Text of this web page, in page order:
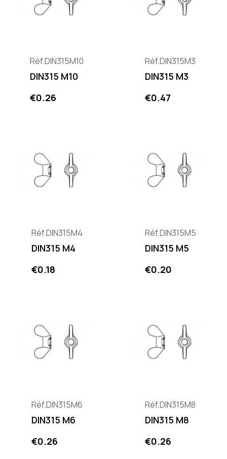
Réf.DIN315M10
DIN315 M10
Price
€0.26
Réf.DIN315M3
DIN315 M3
Price
€0.47
Réf.DIN315M4
DIN315 M4
Price
€0.18
Réf.DIN315M5
DIN315 M5
Price
€0.20
Réf.DIN315M6
DIN315 M6
Price
€0.26
Réf.DIN315M8
DIN315 M8
Price
€0.26